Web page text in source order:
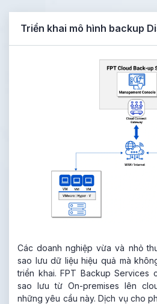
Triển khai mô hình backup
Các doanh nghiệp vừa và nhỏ
sao lưu dữ liệu hiệu quả mà
triển khai. FPT Backup Services
sao lưu từ On-premises lên
những yêu cầu này. Dịch vụ cho